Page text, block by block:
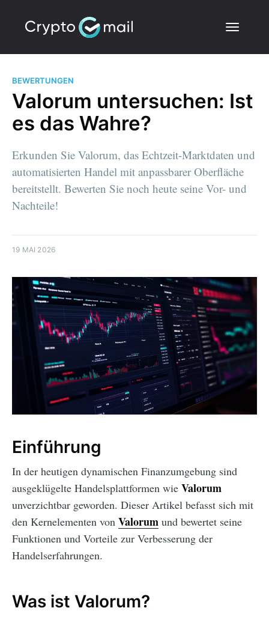
BEWERTUNGEN
Valorum untersuchen: Ist
es das Wahre?
Erkunden Sie Valorum, das Echtzeit-Marktdaten und
automatisierten Handel mit anpassbarer Oberfläche
bereitstellt. Bewerten Sie noch heute seine Vor- und
Nachteile!
19 MAI 2026
Einführung
In der heutigen dynamischen Finanzumgebung sind
ausgeklügelte Handelsplattformen wie Valorum
unverzichtbar geworden. Dieser Artikel befasst sich mit
den Kernelementen von Valorum und bewertet seine
Funktionen und Vorteile zur Verbesserung der
Handelserfahrungen.
Was ist Valorum?